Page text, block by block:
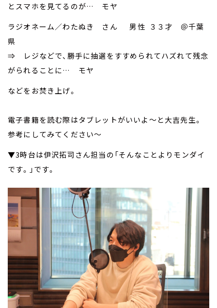
とスマホを見てるのが… モヤ
ラジオネーム／わたぬき さん 男性 ３３才 ＠千葉
県
⇒ レジなどで、勝手に抽選をすすめられてハズれて残念
がられることに… モヤ
などをお焚き上げ。
電子書籍を読む際はタブレットがいいよ～と大吉先生。
参考にしてみてください～
▼3時台は伊沢拓司さん担当の「そんなことよりモンダイ
です。」です。